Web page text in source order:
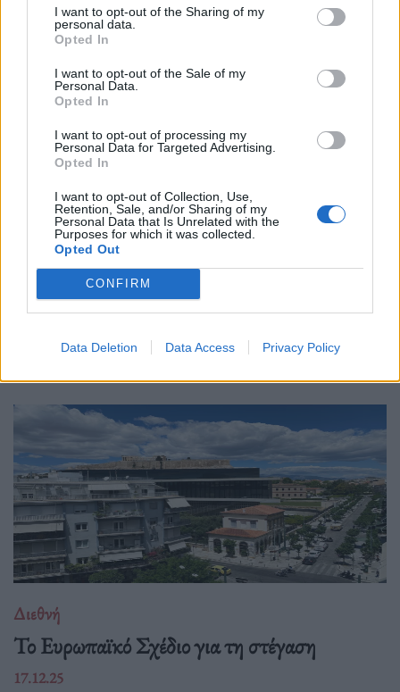
I want to opt-out of the Sharing of my
personal data.
Opted In
I want to opt-out of the Sale of my
Personal Data.
Opted In
I want to opt-out of processing my
Personal Data for Targeted Advertising.
Opted In
I want to opt-out of Collection, Use,
Retention, Sale, and/or Sharing of my
Personal Data that Is Unrelated with the
Purposes for which it was collected.
Opted Out
CONFIRM
Data Deletion Data Access Privacy Policy
Διεθνή
αβεβαιότητα των πολιτών της Ευρώπης
04.02.26
Το νέο "Ευρωβαρόμετρο" καταγράφει με ψυχρή ακρίβεια αυτή
την αντίφαση. Oι πολίτες που ανησυχούν βαθιά για πολέμους,
πιο δυνατή, πιο παρούσα Ευ
Διεθνή
Το Ευρωπαϊκό Σχέδιο για τη στέγαση
17.12.25